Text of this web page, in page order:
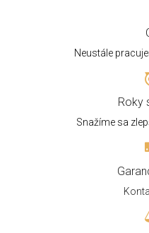
Neustále
Roky
Snažíme sa